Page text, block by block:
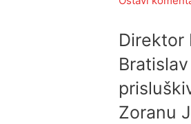
Direktor
Zoranu